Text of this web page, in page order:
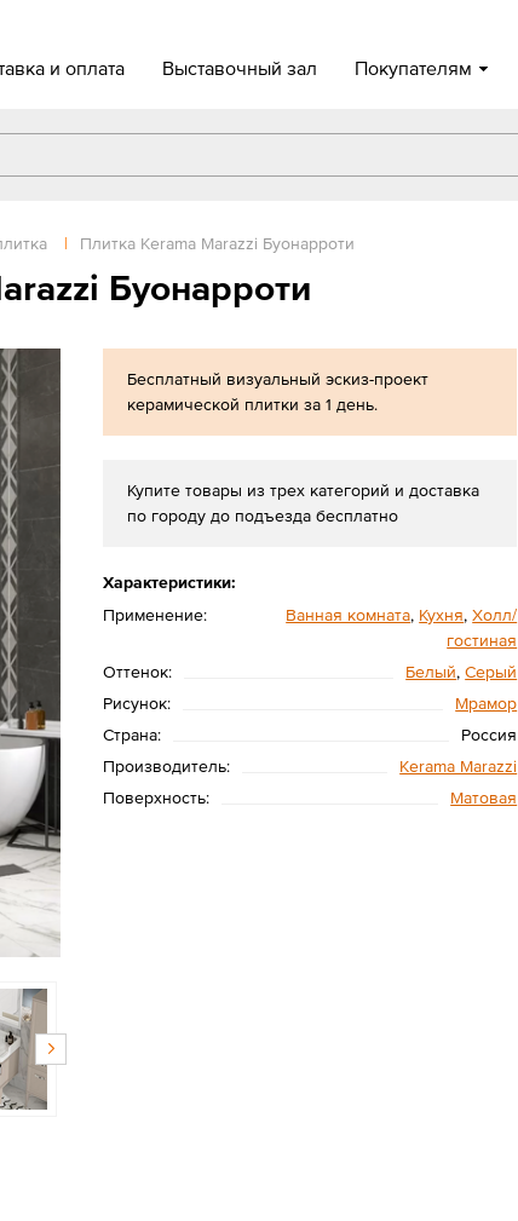
и оплата Выставочный зал Покупателям
| Плитка Kerama Marazzi Буонарроти
Буонарроти
Бесплатный визуальный эскиз-проект
керамической плитки за 1 день.
Купите товары из трех категорий и доставка
по городу до подъезда бесплатно
Характеристики:
Применение:
Ванная комната, Кухня,Холл/
гостиная
Оттенок:
Белый,Серый
Рисунок:
Мрамор
Страна:
Россия
Производитель:
Kerama Marazzi
Поверхность:
Матовая